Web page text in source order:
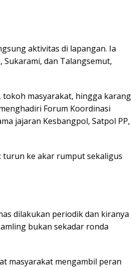
aktivitas di lapangan. Ia
Sukarami, dan Talangsemut,
masyarakat, hingga karang
Forum Koordinasi
jajaran Kesbangpol, Satpol PP,
turun ke akar rumput sekaligus
dilakukan periodik dan kiranya
bukan sekadar ronda
masyarakat mengambil peran